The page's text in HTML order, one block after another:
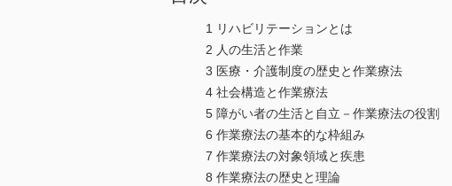
1 リハビリテーションとは
2 人の生活と作業
3 医療・介護制度の歴史と作業療法
4 社会構造と作業療法
5 障がい者の生活と自立－作業療法の役割
6 作業療法の基本的な枠組み
7 作業療法の対象領域と疾患
8 作業療法の歴史と理論